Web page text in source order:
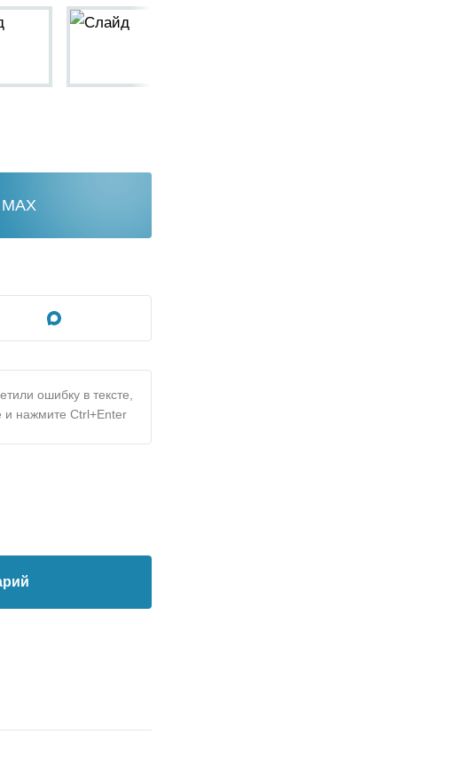
ошибку в тексте,
и нажмите Ctrl+Enter